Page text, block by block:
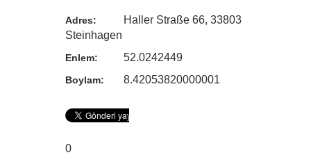
Adres:
Haller Straße 66, 33803
Steinhagen
Enlem: 52.0242449
Boylam: 8.42053820000001
0